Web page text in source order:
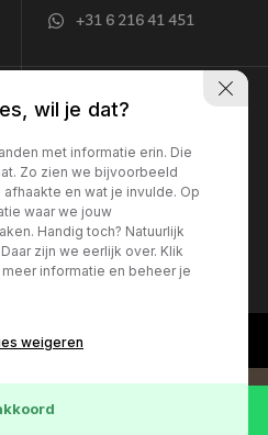
+31 6 216 41 451
Adres
Jentjemeer 8
8502 TW Joure
wil je dat?
met informatie erin. Die
Zo zien we bijvoorbeeld
afhaakte en wat je invulde. Op
waar we jouw
Handig toch? Natuurlijk
zijn we eerlijk over. Klik
informatie en beheer je
weigeren